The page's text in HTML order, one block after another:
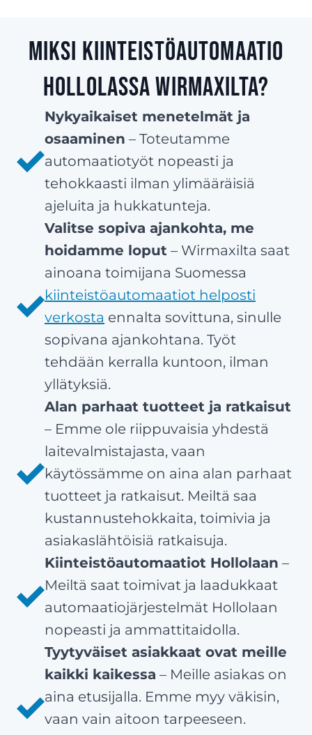
Miksi kiinteistöautomaatio
Hollolassa Wirmaxilta?
Nykyaikaiset menetelmät ja
osaaminen – Toteutamme
automaatiotyöt nopeasti ja
tehokkaasti ilman ylimääräisiä
ajeluita ja hukkatunteja.
Valitse sopiva ajankohta, me
hoidamme loput – Wirmaxilta saat
ainoana toimijana Suomessa
kiinteistöautomaatiot helposti
verkosta ennalta sovittuna, sinulle
sopivana ajankohtana. Työt
tehdään kerralla kuntoon, ilman
yllätyksiä.
Alan parhaat tuotteet ja ratkaisut
– Emme ole riippuvaisia yhdestä
laitevalmistajasta, vaan
käytössämme on aina alan parhaat
tuotteet ja ratkaisut. Meiltä saa
kustannustehokkaita, toimivia ja
asiakaslähtöisiä ratkaisuja.
Kiinteistöautomaatiot Hollolaan –
Meiltä saat toimivat ja laadukkaat
automaatiojärjestelmät Hollolaan
nopeasti ja ammattitaidolla.
Tyytyväiset asiakkaat ovat meille
kaikki kaikessa – Meille asiakas on
aina etusijalla. Emme myy väkisin,
vaan vain aitoon tarpeeseen.